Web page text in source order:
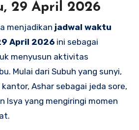
29 April 2026
menjadikan jadwal waktu
April 2026 ini sebagai
menyusun aktivitas
Mulai dari Subuh yang sunyi,
Ashar sebagai jeda sore,
Isya yang mengiringi momen